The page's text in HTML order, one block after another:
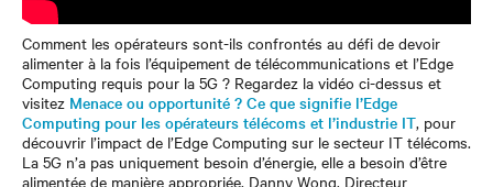
Comment les opérateurs sont-ils confrontés au défi de devoir
alimenter à la fois l’équipement de télécommunications et l’Edge
Computing requis pour la 5G ? Regardez la vidéo ci-dessus et
visitez Menace ou opportunité ? Ce que signifie l’Edge
Computing pour les opérateurs télécoms et l’industrie IT, pour
découvrir l’impact de l’Edge Computing sur le secteur IT télécoms.
La 5G n’a pas uniquement besoin d’énergie, elle a besoin d’être
alimentée de manière appropriée. Danny Wong, Directeur